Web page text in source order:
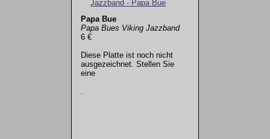
Papa Bue
Papa Bues Viking Jazzband
6 €
Diese Platte ist noch nicht
ausgezeichnet. Stellen Sie
eine
.